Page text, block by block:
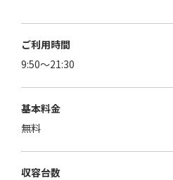
ご利用時間
9:50〜21:30
基本料金
無料
収容台数